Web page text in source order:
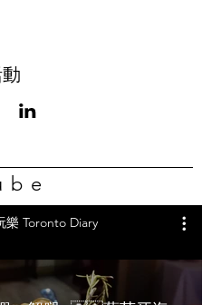
樂 Toronto Diary